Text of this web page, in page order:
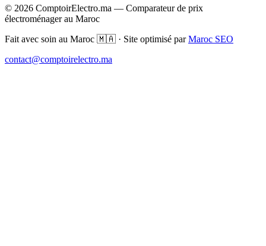
© 2026 ComptoirElectro.ma — Comparateur de prix
électroménager au Maroc
Fait avec soin au Maroc 🇲🇦 · Site optimisé parMaroc SEO
contact@comptoirelectro.ma